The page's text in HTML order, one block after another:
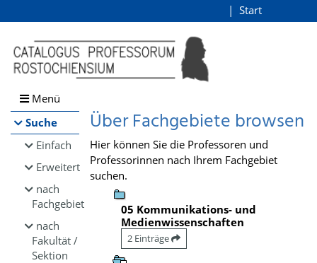
Browsen
direkt zum Inhalt
Start
Menü
Suche
Einfach
Erweitert
nach
Fachgebiet
nach
Fakultät /
Sektion
Über Fachgebiete browsen
Hier können Sie die Professoren und
Professorinnen nach Ihrem Fachgebiet
suchen.
05 Kommunikations- und
Medienwissenschaften
2 Einträge